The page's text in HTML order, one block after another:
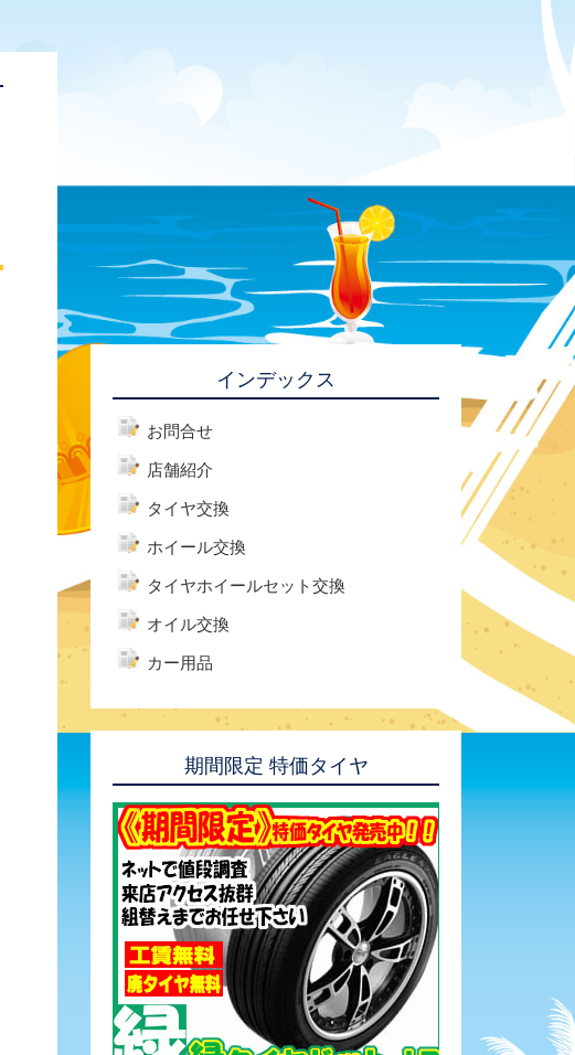
インデックス
お問合せ
店舗紹介
タイヤ交換
ホイール交換
タイヤホイールセット交換
オイル交換
カー用品
期間限定 特価タイヤ